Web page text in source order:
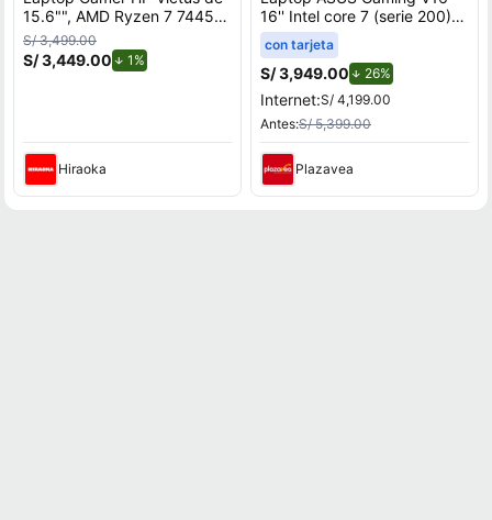
15.6"", AMD Ryzen 7 7445H,
NVIDIA GeForce RTX 3050,
16GB RAM, disco sólido de
512GB, modelo 15-fb3020la
S/ 3,499.00
S/ 3,449.00 1%
Hiraoka
16'' Intel core 7 (serie 200)
8GB 512GB SSD RTX3050
V3607VJ-TK286W
con tarjeta
S/ 3,949.00 26%de descuento.
Internet:S/ 4,199.00
Antes:S/ 5,399.00
Plazavea